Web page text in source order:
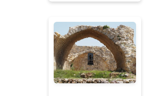
5
₪
5
₪